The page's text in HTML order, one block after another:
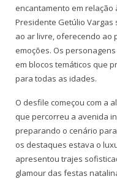
encantamento em relação
Presidente Getúlio
ao ar livre, oferecendo ao
emoções. Os
em blocos temáticos que
para todas as idades.
O desfile começou com a
que percorreu a avenida
preparando o cenário
os destaques estava o
apresentou trajes
glamour das festas